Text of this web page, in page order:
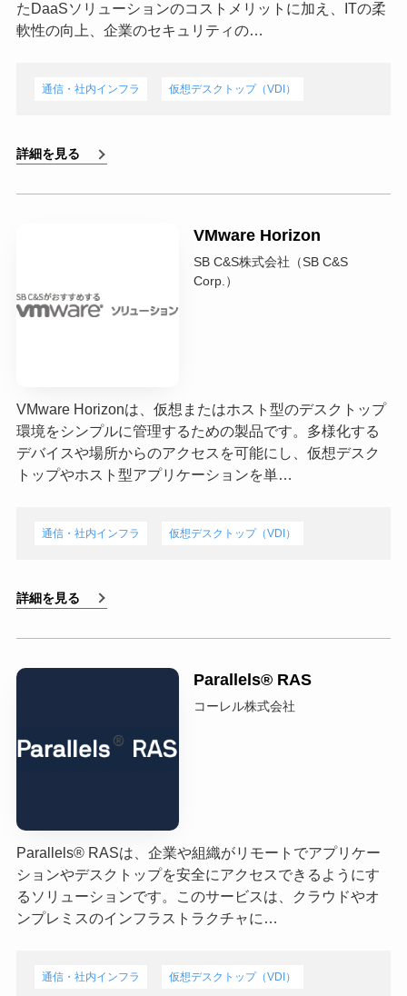
たDaaSソリューションのコストメリットに加え、ITの柔
軟性の向上、企業のセキュリティの…
通信・社内インフラ 仮想デスクトップ（VDI）
詳細を見る
VMware Horizon
SB C&S株式会社（SB C&S
Corp.）
VMware Horizonは、仮想またはホスト型のデスクトップ
環境をシンプルに管理するための製品です。多様化する
デバイスや場所からのアクセスを可能にし、仮想デスク
トップやホスト型アプリケーションを単…
通信・社内インフラ 仮想デスクトップ（VDI）
詳細を見る
Parallels®️ RAS
コーレル株式会社
Parallels®️ RASは、企業や組織がリモートでアプリケー
ションやデスクトップを安全にアクセスできるようにす
るソリューションです。このサービスは、クラウドやオ
ンプレミスのインフラストラクチャに…
通信・社内インフラ 仮想デスクトップ（VDI）